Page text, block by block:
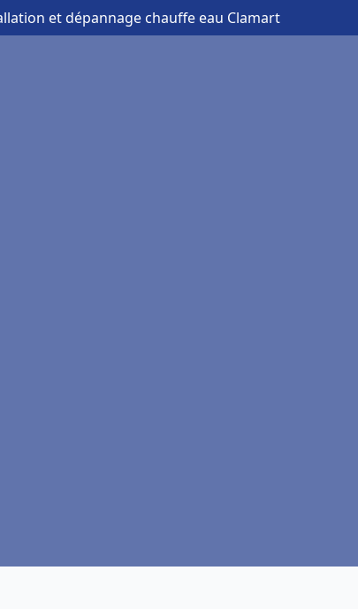
et dépannage chauffe eau Clamart